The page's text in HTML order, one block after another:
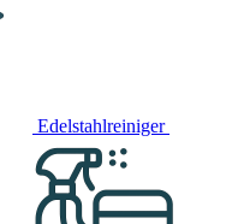
Edelstahlreiniger